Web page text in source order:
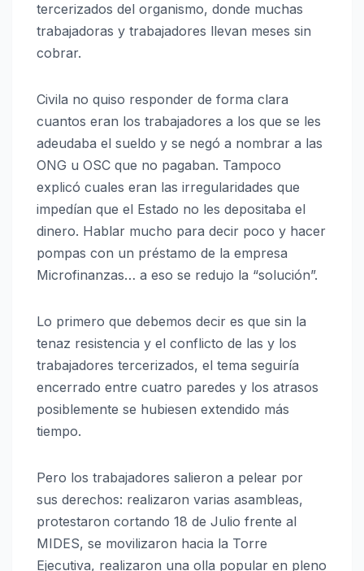
tercerizados del organismo, donde muchas
trabajadoras y trabajadores llevan meses sin
cobrar.
Civila no quiso responder de forma clara
cuantos eran los trabajadores a los que se les
adeudaba el sueldo y se negó a nombrar a las
ONG u OSC que no pagaban. Tampoco
explicó cuales eran las irregularidades que
impedían que el Estado no les depositaba el
dinero. Hablar mucho para decir poco y hacer
pompas con un préstamo de la empresa
Microfinanzas… a eso se redujo la “solución”.
Lo primero que debemos decir es que sin la
tenaz resistencia y el conflicto de las y los
trabajadores tercerizados, el tema seguiría
encerrado entre cuatro paredes y los atrasos
posiblemente se hubiesen extendido más
tiempo.
Pero los trabajadores salieron a pelear por
sus derechos: realizaron varias asambleas,
protestaron cortando 18 de Julio frente al
MIDES, se movilizaron hacia la Torre
Ejecutiva, realizaron una olla popular en pleno